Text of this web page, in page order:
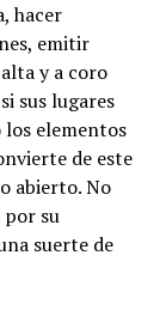
hacer
emitir
y a coro
sus lugares
elementos
de este
abierto. No
por su
suerte de